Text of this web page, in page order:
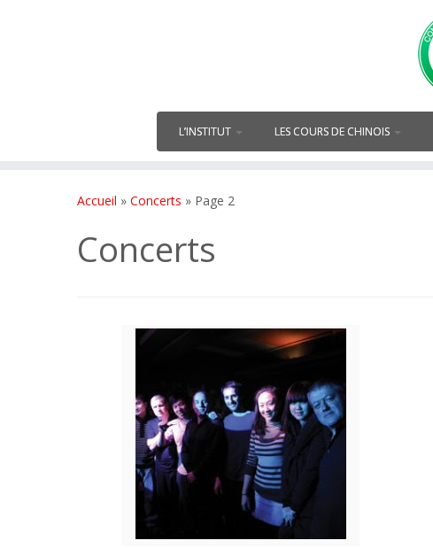
L’INSTITUT LES COURS DE CHINOIS
Accueil » Concerts » Page 2
Concerts